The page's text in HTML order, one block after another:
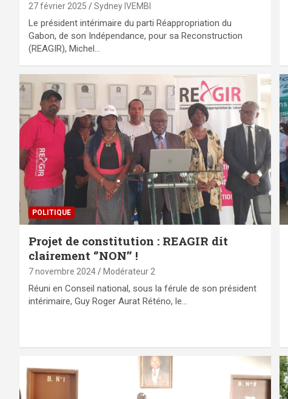
27 février 2025 Sydney IVEMBI
Le président intérimaire du parti Réappropriation du
Gabon, de son Indépendance, pour sa Reconstruction
(REAGIR), Michel…
POLITIQUE
Projet de constitution : REAGIR dit
clairement ‘’NON’’ !
7 novembre 2024 Modérateur 2
Réuni en Conseil national, sous la férule de son président
intérimaire, Guy Roger Aurat Réténo, le…